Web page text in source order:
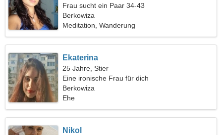
Frau sucht ein Paar 34-43
Berkowiza
Meditation, Wanderung
Ekaterina
25 Jahre, Stier
Eine ironische Frau für dich
Berkowiza
Ehe
Nikol